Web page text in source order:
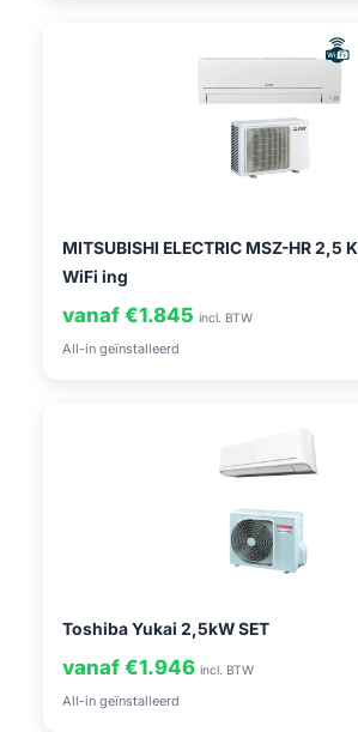
MITSUBISHI ELECTRIC MSZ-HR 2,5
WiFi ing
vanaf €1.845 incl. BTW
All-in geïnstalleerd
Toshiba Yukai 2,5kW SET
vanaf €1.946 incl. BTW
All-in geïnstalleerd